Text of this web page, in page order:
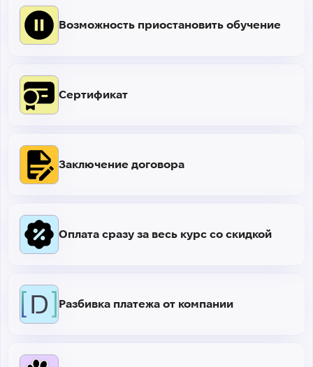
Сертификат
Разбивка платежа от компании
Заключение договора
Возможность приостановить обучение
Оплата сразу за весь курс со скидкой